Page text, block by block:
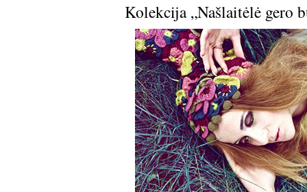
Kolekcija „Našlaitėlė gero